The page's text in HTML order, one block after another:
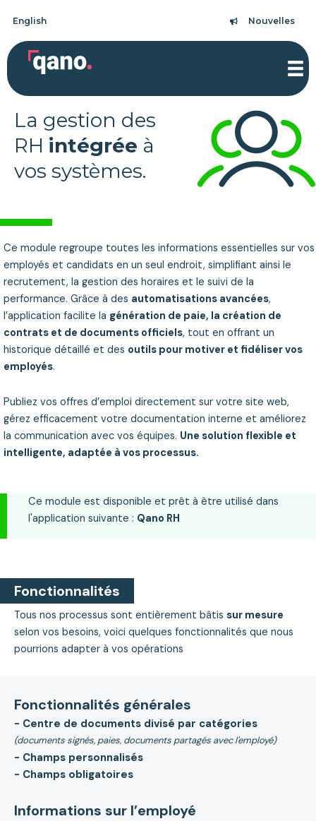
contenu
English Nouvelles
Nouvelles
La gestion des
RH intégrée à
vos systèmes.
Ce module regroupe toutes les informations essentielles sur vos
employés et candidats en un seul endroit, simplifiant ainsi le
recrutement, la gestion des horaires et le suivi de la
performance. Grâce à des automatisations avancées,
l’application facilite la génération de paie, la création de
contrats et de documents officiels, tout en offrant un
historique détaillé et des outils pour motiver et fidéliser vos
employés.
Publiez vos offres d’emploi directement sur votre site web,
gérez efficacement votre documentation interne et améliorez
la communication avec vos équipes. Une solution flexible et
intelligente, adaptée à vos processus.
Ce module est disponible et prêt à être utilisé dans
l'application suivante : Qano RH
Fonctionnalités
Tous nos processus sont entièrement bâtis sur mesure
selon vos besoins, voici quelques fonctionnalités que nous
pourrions adapter à vos opérations
Fonctionnalités générales
- Centre de documents divisé par catégories
(documents signés, paies, documents partagés avec l'employé)
- Champs personnalisés
- Champs obligatoires
Informations sur l’employé